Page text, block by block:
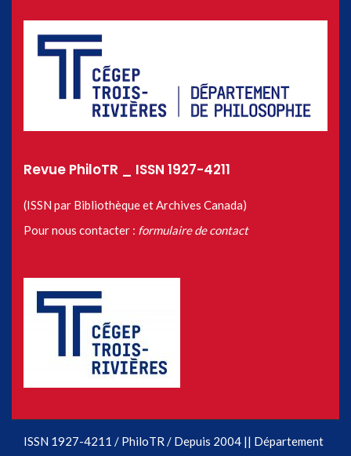
Revue PhiloTR _ ISSN 1927-4211
(ISSN par Bibliothèque et Archives Canada)
Pour nous contacter : formulaire de contact
ISSN 1927-4211 / PhiloTR / Depuis 2004 || Département